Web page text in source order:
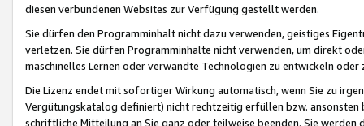
diesen verbundenen Websites zur Verfügung gestellt werden.
Sie dürfen den Programminhalt nicht dazu verwenden, geistiges
verletzen. Sie dürfen Programminhalte nicht verwenden, um direkt
maschinelles Lernen oder verwandte Technologien zu entwickeln
Die Lizenz endet mit sofortiger Wirkung automatisch, wenn Sie zu
Vergütungskatalog definiert) nicht rechtzeitig erfüllen bzw. ansonsten
schriftliche Mitteilung an Sie ganz oder teilweise beenden. Sie werden